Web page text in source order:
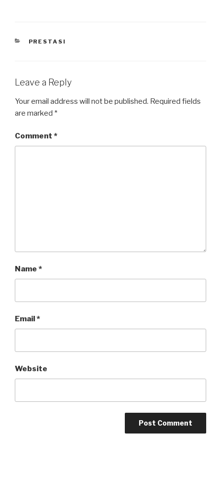
PRESTASI
Leave a Reply
Your email address will not be published. Required fields
are marked *
Comment *
Name *
Email*
Website